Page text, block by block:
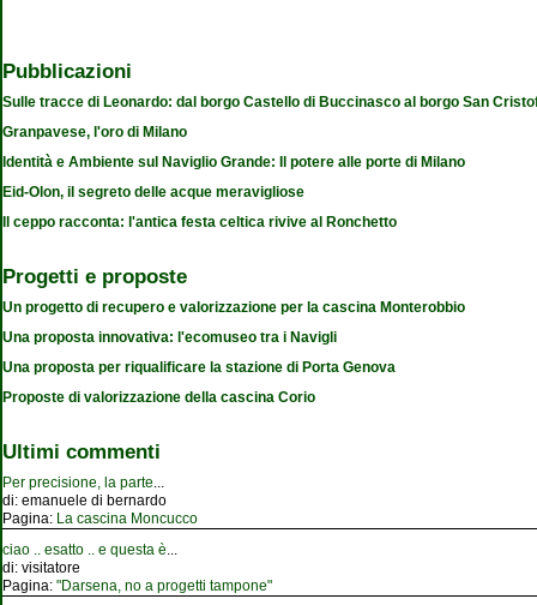
Pubblicazioni
Sulle tracce di Leonardo: dal borgo Castello di Buccinasco al borgo San
Granpavese, l'oro di Milano
Identità e Ambiente sul Naviglio Grande: Il potere alle porte di Milano
Eid-Olon, il segreto delle acque meravigliose
Il ceppo racconta: l'antica festa celtica rivive al Ronchetto
Progetti e proposte
Un progetto di recupero e valorizzazione per la cascina Monterobbio
Una proposta innovativa: l'ecomuseo tra i Navigli
Una proposta per riqualificare la stazione di Porta Genova
Proposte di valorizzazione della cascina Corio
Ultimi commenti
Per precisione, la parte
di: emanuele di bernardo
Pagina: La cascina Moncucco
ciao .. esatto .. e questa è
di: visitatore
Pagina: "Darsena, no a progetti tampone"